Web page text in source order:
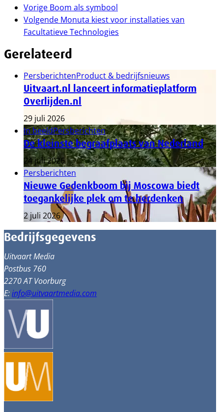
Vorige Boom als symbool
Volgende Monuta kiest voor installaties van
Facultatieve Technologies
Gerelateerd
PersberichtenProduct & bedrijfsnieuws
Uitvaart.nl lanceert informatieplatform
Overlijden.nl
29 juli 2026
In beeldPersberichten
De kleinste begraafplaats van Nederland
24 juli 2026
Persberichten
Nieuwe Gedenkboom bij Moscowa biedt
toegankelijke plek om te herdenken
2 juli 2026
Bedrijfsgegevens
Uitvaart Media
Postbus 760
2270 AT Voorburg
E:info@uitvaartmedia.com